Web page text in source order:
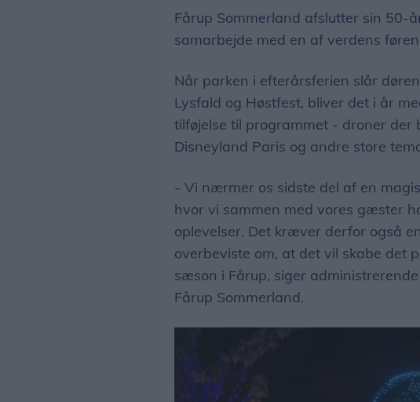
Fårup Sommerland afslutter sin 50-
samarbejde med en af verdens
Når parken i efterårsferien slår
Lysfald og Høstfest, bliver det i år
tilføjelse til programmet - droner
Disneyland Paris og andre store
- Vi nærmer os sidste del af en
hvor vi sammen med vores gæster
oplevelser. Det kræver derfor også
overbeviste om, at det vil skabe det
sæson i Fårup, siger
Fårup Sommerland.